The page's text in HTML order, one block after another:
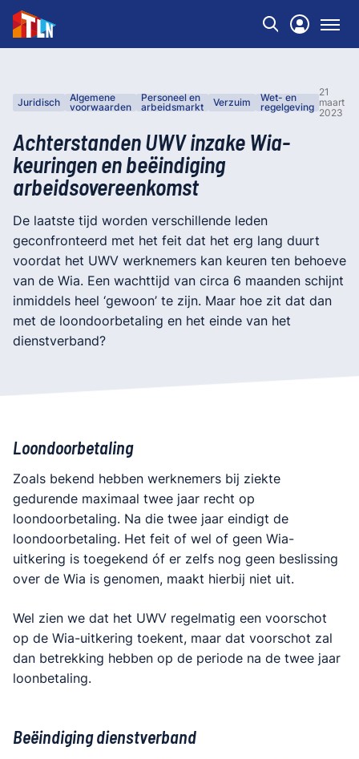
Juridisch
Algemene
voorwaarden
Personeel en
arbeidsmarkt
Verzuim
Wet- en
regelgeving
21
maart
2023
Achterstanden UWV inzake Wia-
keuringen en beëindiging
arbeidsovereenkomst
De laatste tijd worden verschillende leden
geconfronteerd met het feit dat het erg lang duurt
voordat het UWV werknemers kan keuren ten behoeve
van de Wia. Een wachttijd van circa 6 maanden schijnt
inmiddels heel ‘gewoon’ te zijn. Maar hoe zit dat dan
met de loondoorbetaling en het einde van het
dienstverband?
Loondoorbetaling
Zoals bekend hebben werknemers bij ziekte
gedurende maximaal twee jaar recht op
loondoorbetaling. Na die twee jaar eindigt de
loondoorbetaling. Het feit of wel of geen Wia-
uitkering is toegekend óf er zelfs nog geen beslissing
over de Wia is genomen, maakt hierbij niet uit.
Wel zien we dat het UWV regelmatig een voorschot
op de Wia-uitkering toekent, maar dat voorschot zal
dan betrekking hebben op de periode na de twee jaar
loonbetaling.
Beëindiging dienstverband